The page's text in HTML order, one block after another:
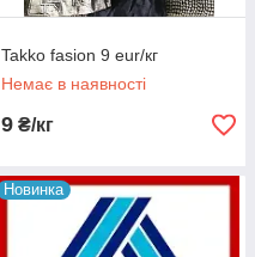
Takko fasion 9 eur/кг
Немає в наявності
9 ₴/кг
Новинка